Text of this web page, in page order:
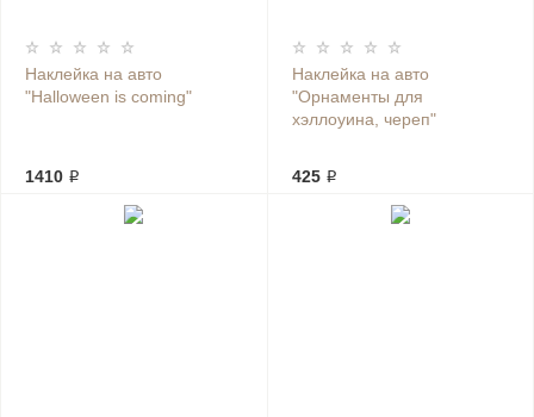
Наклейка на авто
"Нalloween is coming"
1410 ₽
Наклейка на авто
"Орнаменты для
хэллоуина, череп"
425 ₽